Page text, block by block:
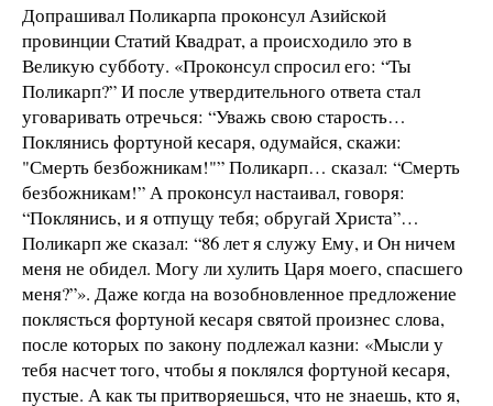
Допрашивал Поликарпа проконсул Азийской
провинции Статий Квадрат, а происходило это в
Великую субботу. «Проконсул спросил его: “Ты
Поликарп?” И после утвердительного ответа стал
уговаривать отречься: “Уважь свою старость…
Поклянись фортуной кесаря, одумайся, скажи:
"Смерть безбожникам!"” Поликарп… сказал: “Смерть
безбожникам!” А проконсул настаивал, говоря:
“Поклянись, и я отпущу тебя; обругай Христа”…
Поликарп же сказал: “86 лет я служу Ему, и Он ничем
меня не обидел. Могу ли хулить Царя моего, спасшего
меня?”». Даже когда на возобновленное предложение
поклясться фортуной кесаря святой произнес слова,
после которых по закону подлежал казни: «Мысли у
тебя насчет того, чтобы я поклялся фортуной кесаря,
пустые. А как ты притворяешься, что не знаешь, кто я,